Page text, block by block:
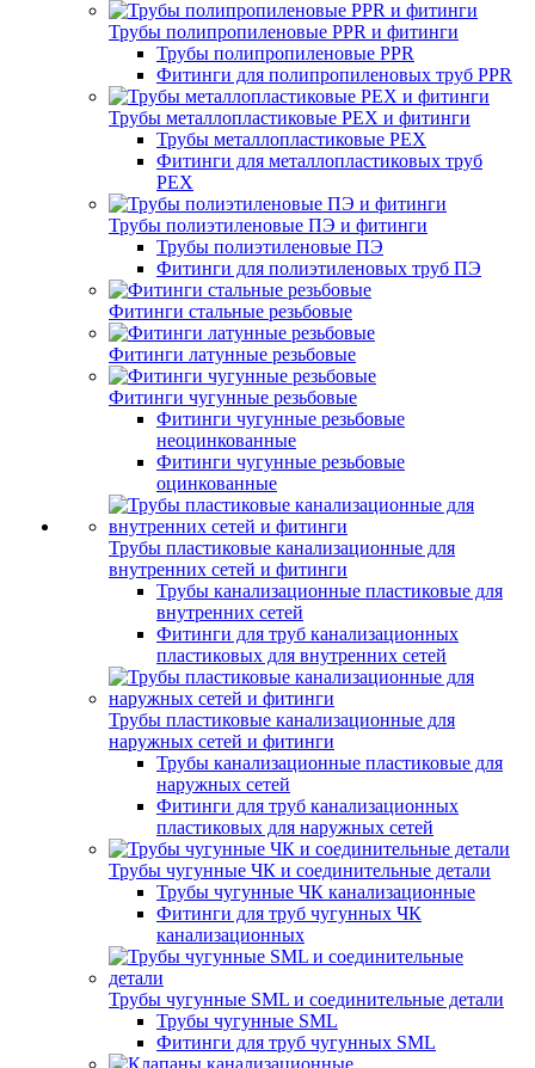
Трубы полипропиленовые PPR и фитинги
Трубы полипропиленовые PPR
Фитинги для полипропиленовых труб PPR
Трубы металлопластиковые PEX и фитинги
Трубы металлопластиковые PEX
Фитинги для металлопластиковых труб
PEX
Трубы полиэтиленовые ПЭ и фитинги
Трубы полиэтиленовые ПЭ
Фитинги для полиэтиленовых труб ПЭ
Фитинги стальные резьбовые
Фитинги латунные резьбовые
Фитинги чугунные резьбовые
Фитинги чугунные резьбовые
неоцинкованные
Фитинги чугунные резьбовые
оцинкованные
Трубы пластиковые канализационные для
внутренних сетей и фитинги
Трубы канализационные пластиковые для
внутренних сетей
Фитинги для труб канализационных
пластиковых для внутренних сетей
Трубы пластиковые канализационные для
наружных сетей и фитинги
Трубы канализационные пластиковые для
наружных сетей
Фитинги для труб канализационных
пластиковых для наружных сетей
Трубы чугунные ЧК и соединительные детали
Трубы чугунные ЧК канализационные
Фитинги для труб чугунных ЧК
канализационных
Трубы чугунные SML и соединительные детали
Трубы чугунные SML
Фитинги для труб чугунных SML